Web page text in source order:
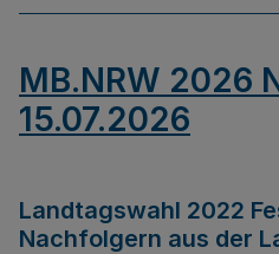
MB.NRW 2026
15.07.2026
Landtagswahl 2022
Nachfolgern aus der